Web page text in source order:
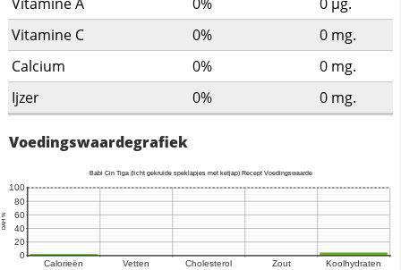
Vitamine A 0% 0 µg.
Vitamine C
0% 0 mg.
Calcium
0% 0 mg.
Ijzer
0% 0 mg.
Voedingswaardegrafiek